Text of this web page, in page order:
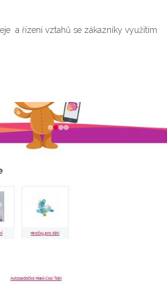
a řízení vztahů se zákazníky využitím